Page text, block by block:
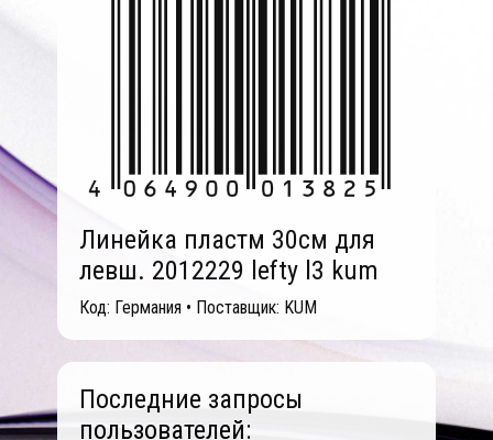
Линейка пластм 30см для
левш. 2012229 lefty l3 kum
Код: Германия • Поставщик: KUM
Последние запросы
пользователей: